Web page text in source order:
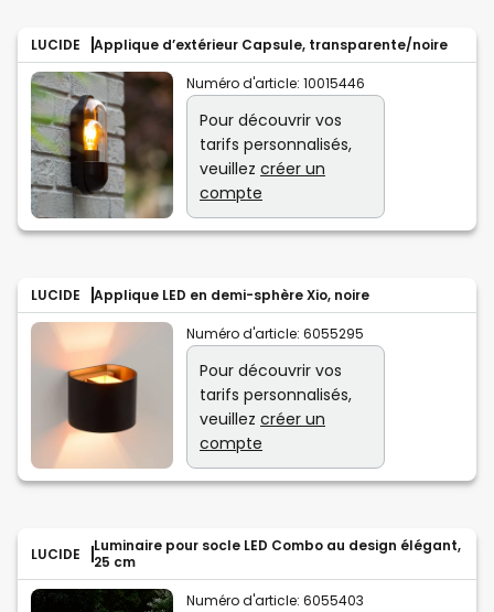
LUCIDE Applique d’extérieur Capsule, transparente/noire
Numéro d'article: 10015446
Pour découvrir vos
tarifs personnalisés,
veuillez créer un
compte
LUCIDE Applique LED en demi-sphère Xio, noire
Numéro d'article: 6055295
Pour découvrir vos
tarifs personnalisés,
veuillez créer un
compte
LUCIDE
Luminaire pour socle LED Combo au design élégant,
25 cm
Numéro d'article: 6055403